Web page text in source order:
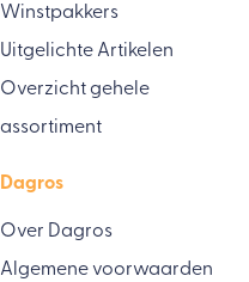
Winstpakkers
Uitgelichte Artikelen
Overzicht gehele
assortiment
Dagros
Over Dagros
Algemene voorwaarden